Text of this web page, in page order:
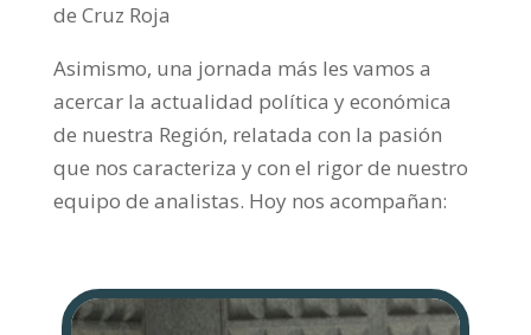
de Cruz Roja
Asimismo, una jornada más les vamos a
acercar la actualidad política y económica
de nuestra Región, relatada con la pasión
que nos caracteriza y con el rigor de nuestro
equipo de analistas. Hoy nos acompañan: